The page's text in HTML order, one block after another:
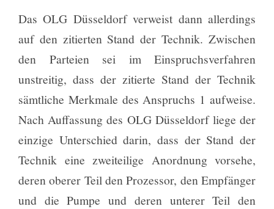
Das OLG Düsseldorf verweist dann allerdings
auf den zitierten Stand der Technik. Zwischen
den Parteien sei im Einspruchsverfahren
unstreitig, dass der zitierte Stand der Technik
sämtliche Merkmale des Anspruchs 1 aufweise.
Nach Auffassung des OLG Düsseldorf liege der
einzige Unterschied darin, dass der Stand der
Technik eine zweiteilige Anordnung vorsehe,
deren oberer Teil den Prozessor, den Empfänger
und die Pumpe und deren unterer Teil den